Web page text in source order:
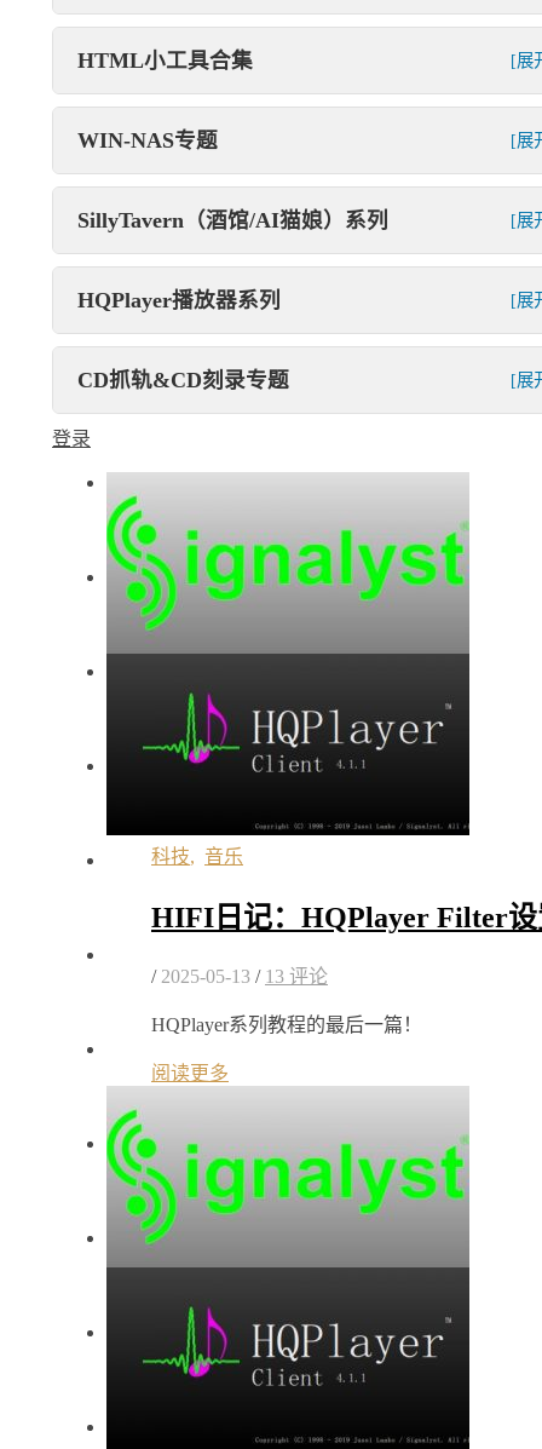
HTML小工具合集 [展
WIN-NAS专题 [展
SillyTavern（酒馆/AI猫娘）系列 [展
HQPlayer播放器系列 [展
CD抓轨&CD刻录专题 [展
登录
科技, 音乐
HIFI日记：HQPlayer Filter设
/ 2025-05-13 / 13 评论
HQPlayer系列教程的最后一篇！
阅读更多